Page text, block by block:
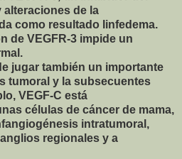
alteraciones de la
como resultado linfedema.
de VEGFR-3 impide un
jugar también un importante
tumoral y la subsecuentes
VEGF-C está
células de cáncer de mama,
intratumoral,
regionales y a